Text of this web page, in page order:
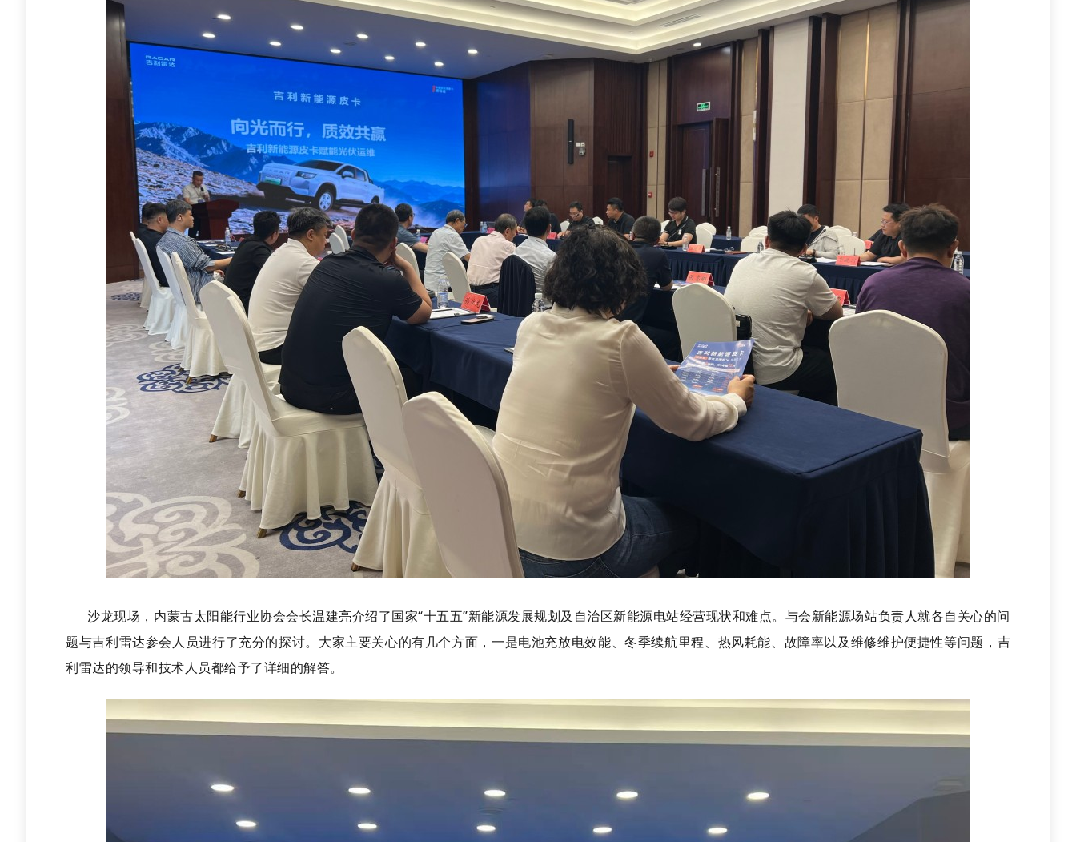
沙龙现场， 内蒙古太阳能行业协会会长温建亮介绍了国家“十五五”新能源发展规划及自治区新能源电站经营现状和难点。
与会新能源场站负责人就各自关心的问
题与吉利雷达参会人员进行了充分的探讨。大家主要关心的有几个方面，一是电池充放电效能、冬季续航里程、热风耗能、故障率以及维修维护便捷性等问题， 吉
利雷达的领导和技术人员都给予了详细的解答。